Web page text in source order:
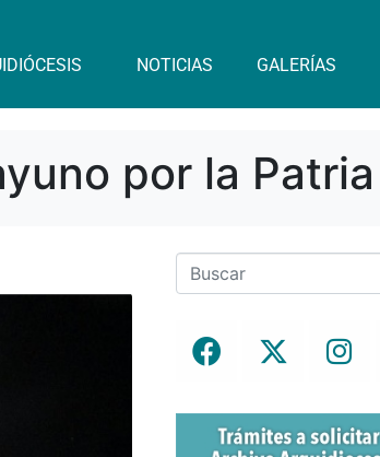
NOTICIAS GALERÍAS
por la Patria